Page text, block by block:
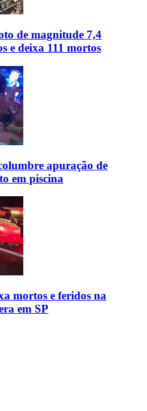
de magnitude 7,4
e deixa 111 mortos
apuração de
em piscina
mortos e feridos na
em SP